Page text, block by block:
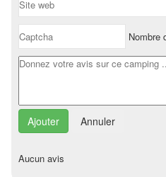
Nombre
Annuler
Aucun avis